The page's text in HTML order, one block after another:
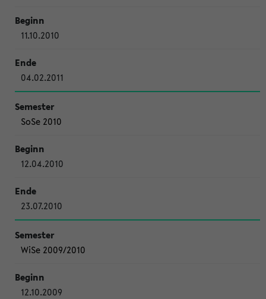
11.10.2010
04.02.2011
SoSe 2010
12.04.2010
23.07.2010
WiSe 2009/2010
12.10.2009